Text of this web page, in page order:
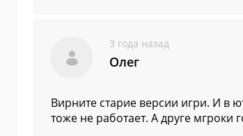
3 года назад
Олег
Вирните старие версии игри. И в
тоже не работает. А друге мгроки